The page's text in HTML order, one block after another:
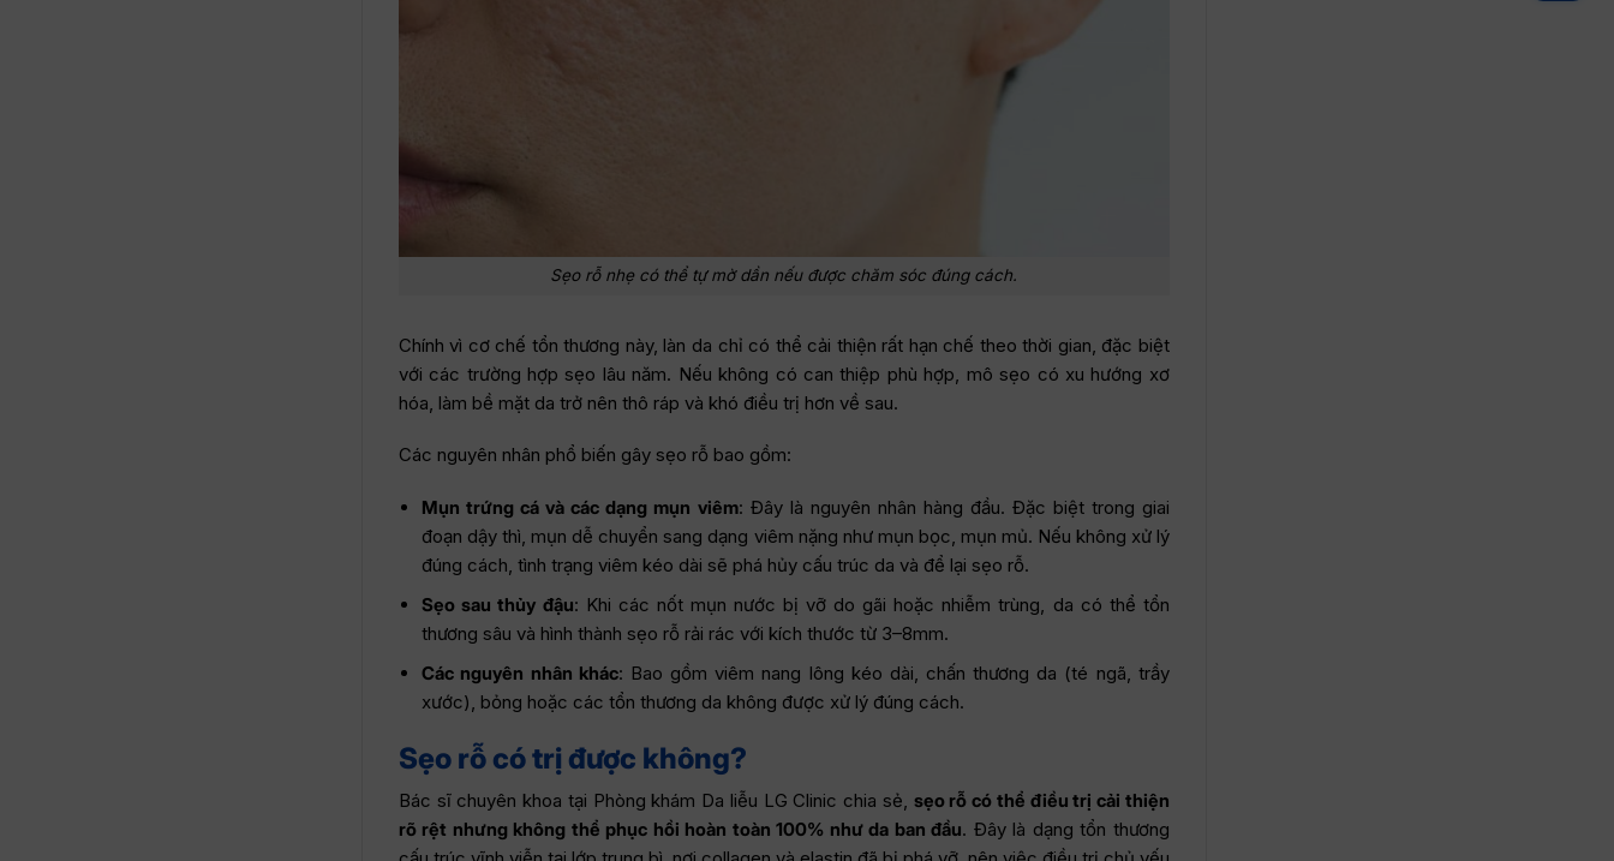
Sẹo rỗ nhẹ có thể tự mờ dần nếu được chăm sóc đúng cách.
Chính vì cơ chế tổn thương này, làn da chỉ có thể cải thiện rất hạn chế theo thời gian, đặc biệt
với các trường hợp sẹo lâu năm. Nếu không có can thiệp phù hợp, mô sẹo có xu hướng xơ
hóa, làm bề mặt da trở nên thô ráp và khó điều trị hơn về sau.
Các nguyên nhân phổ biến gây sẹo rỗ bao gồm:
Mụn trứng cá và các dạng mụn viêm: Đây là nguyên nhân hàng đầu. Đặc biệt trong giai
đoạn dậy thì, mụn dễ chuyển sang dạng viêm nặng như mụn bọc, mụn mủ. Nếu không xử lý
đúng cách, tình trạng viêm kéo dài sẽ phá hủy cấu trúc da và để lại sẹo rỗ.
Sẹo sau thủy đậu: Khi các nốt mụn nước bị vỡ do gãi hoặc nhiễm trùng, da có thể tổn
thương sâu và hình thành sẹo rỗ rải rác với kích thước từ 3–8mm.
Các nguyên nhân khác: Bao gồm viêm nang lông kéo dài, chấn thương da (té ngã, trầy
xước), bỏng hoặc các tổn thương da không được xử lý đúng cách.
Sẹo rỗ có trị được không?
Bác sĩ chuyên khoa tại Phòng khám Da liễu LG Clinic chia sẻ, sẹo rỗ có thể điều trị cải thiện
rõ rệt nhưng không thể phục hồi hoàn toàn 100% như da ban đầu. Đây là dạng tổn thương